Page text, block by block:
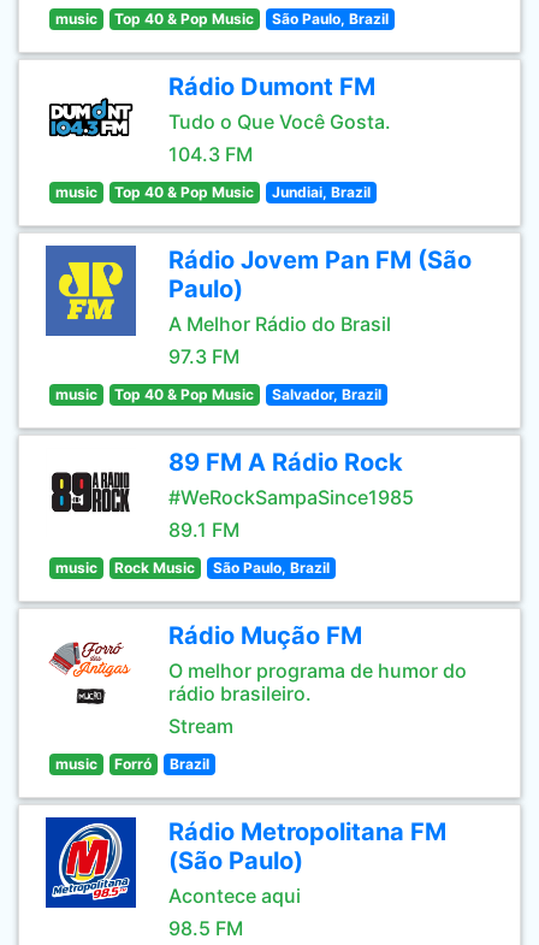
music Top 40 & Pop Music São Paulo, Brazil
Rádio Dumont FM
Tudo o Que Você Gosta.
104.3 FM
music Top 40 & Pop Music Jundiai, Brazil
Rádio Jovem Pan FM (São
Paulo)
A Melhor Rádio do Brasil
97.3 FM
music Top 40 & Pop Music Salvador, Brazil
89 FM A Rádio Rock
#WeRockSampaSince1985
89.1 FM
music Rock Music São Paulo, Brazil
Rádio Mução FM
O melhor programa de humor do
rádio brasileiro.
Stream
music Forró Brazil
Rádio Metropolitana FM
(São Paulo)
Acontece aqui
98.5 FM